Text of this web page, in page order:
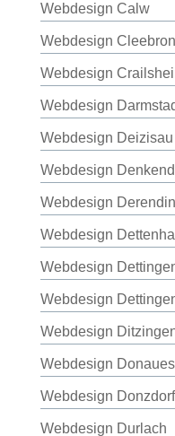
Webdesign Calw
Webdesign
Webdesign
Webdesign
Webdesign Deizisau
Webdesign
Webdesign
Webdesign
Webdesign
Webdesign
Webdesign
Webdesign
Webdesign Donzdorf
Webdesign Durlach